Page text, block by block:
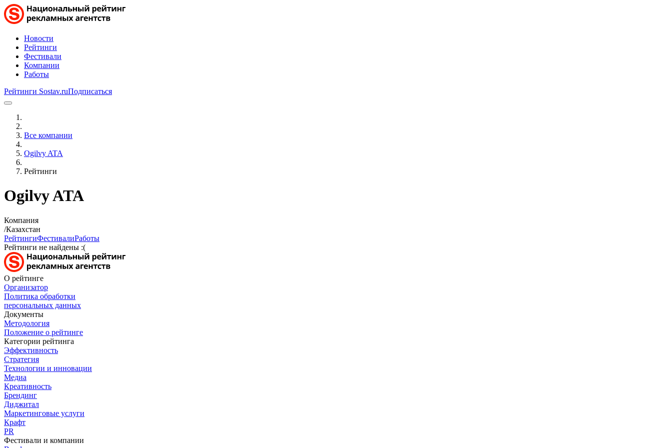
Новости
Рейтинги
Фестивали
Компании
Работы
Рейтинги Sostav.ruПодписаться
Все компании
Ogilvy ATA
Рейтинги
Ogilvy ATA
Компания
/Казахстан
РейтингиФестивалиРаботы
Рейтинги не найдены :(
О рейтинге
Организатор
Политика обработки
персональных данных
Документы
Методология
Положение о рейтинге
Категории рейтинга
Эффективность
Стратегия
Технологии и инновации
Медиа
Креативность
Брендинг
Диджитал
Маркетинговые услуги
Крафт
PR
Фестивали и компании